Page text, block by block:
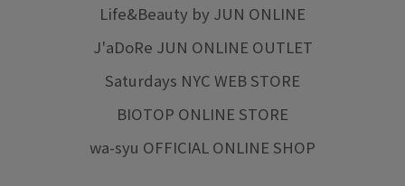
Life&Beauty by JUN ONLINE
J'aDoRe JUN ONLINE OUTLET
Saturdays NYC WEB STORE
BIOTOP ONLINE STORE
wa-syu OFFICIAL ONLINE SHOP